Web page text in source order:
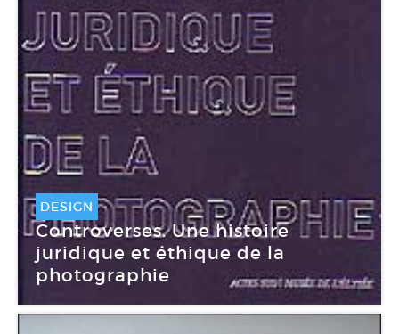
DESIGN
Controverses. Une histoire
juridique et éthique de la
photographie